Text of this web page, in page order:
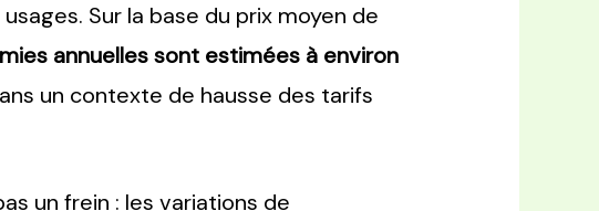
Sur la base du prix moyen de
annuelles sont estimées à environ
un contexte de hausse des tarifs
un frein : les variations de